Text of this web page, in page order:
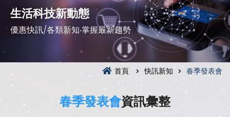
生活科技新動態
優惠快訊/各類新知‧掌握最新趨勢
首頁 快訊新知 春季發表會
春季發表會資訊彙整